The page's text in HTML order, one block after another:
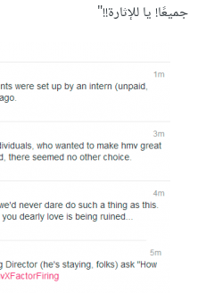
جميعًا! يا للإثارة!!"